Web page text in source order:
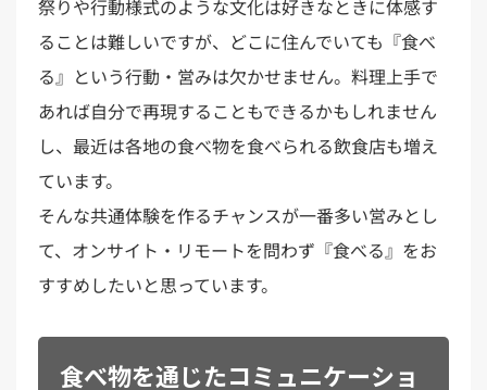
祭りや行動様式のような文化は好きなときに体感す
ることは難しいですが、どこに住んでいても『食べ
る』という行動・営みは欠かせません。料理上手で
あれば自分で再現することもできるかもしれません
し、最近は各地の食べ物を食べられる飲食店も増え
ています。
そんな共通体験を作るチャンスが一番多い営みとし
て、オンサイト・リモートを問わず『食べる』をお
すすめしたいと思っています。
食べ物を通じたコミュニケーショ